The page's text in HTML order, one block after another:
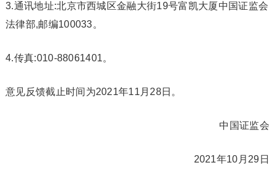
3.通讯地址:北京市西城区金融大街19号富凯大厦中国证监会
法律部,邮编100033。
4.传真:010-88061401。
意见反馈截止时间为2021年11月28日。
中国证监会
2021年10月29日